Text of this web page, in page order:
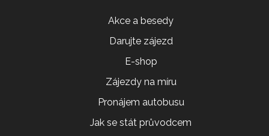
Akce a besedy
Darujte zájezd
E-shop
Zájezdy na míru
Pronájem autobusu
Jak se stát průvodcem